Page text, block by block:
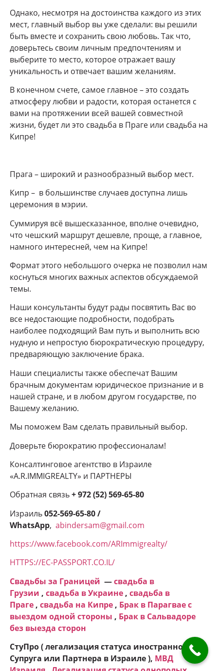
Однако, несмотря на достоинства каждого из этих
мест, главный выбор вы уже сделали: вы решили
быть вместе и сохранить свою любовь. Так что,
доверьтесь своим личным предпочтениям и
выберите то место, которое отражает вашу
уникальность и отвечает вашим желаниям.
В конечном счете, самое главное – это создать
атмосферу любви и радости, которая останется с
вами на протяжении всей вашей совместной
жизни, будет ли это свадьба в Праге или свадьба на
Кипре!
Прага – широкий и разнообразный выбор мест.
Кипр – в большинстве случаев доступна лишь
церемония в мэрии.
Суммируя всё вышесказанное, вполне очевидно,
что чешский маршрут дешевле, проще, а главное,
намного интересней, чем на Кипре!
Формат этого небольшого очерка не позволил нам
коснуться многих важных аспектов обсуждаемой
темы.
Наши консультанты будут рады посвятить Вас во
все недостающие подробности, подобрать
наиболее подходящий Вам путь и выполнить всю
нудную и непростую бюрократическую процедуру,
предваряющую заключение брака.
Наши специалисты также обеспечат Вашим
брачным документам юридическое признание и в
нашей стране, и в любом другом государстве, по
Вашему желанию.
Мы поможем Вам сделать правильный выбор.
Доверьте бюрократию профессионалам!
Консалтинговое агентство в Израиле
«A.R.IMMIGREALTY» и ПАРТНЕРЫ
Обратная связь+ 972 (52) 569-65-80
Израиль052-569-65-80 /
WhatsApp, abindersam@gmail.com
https://www.facebook.com/ARImmigrealty/
HTTPS://EC-PASSPORT.CO.IL/
Свадьбы за Границей —свадьба в
Грузии , свадьба в Украине , свадьба в
Праге , свадьба на Кипре , Брак в Парагвае с
выездом одной стороны , Брак в Сальвадоре
без выезда сторон
СтуПро ( легализация статуса иностранного
Супруга или Партнера в Израиле ), МВД